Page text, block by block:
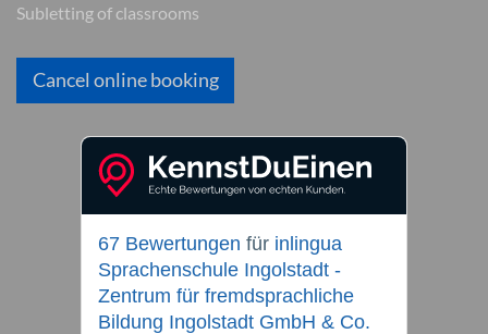
Subletting of classrooms
Cancel online booking
67 Bewertungen für inlingua
Sprachenschule Ingolstadt -
Zentrum für fremdsprachliche
Bildung Ingolstadt GmbH & Co.